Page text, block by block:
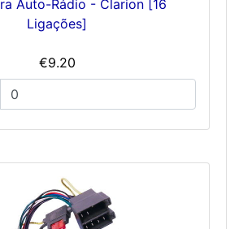
Auto-Rádio - Clarion [16
Ligações]
€9.20